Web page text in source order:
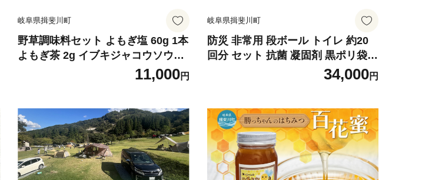
岐阜県揖斐川町
野草調味料セット よもぎ塩 60g 1本
よもぎ茶 2g イブキジャコウソウ茶
12g 各1袋 野草 ヨモギ 蓬 伊吹よも
ぎイブキジャコウソウ 和のハーブ
はる商舎 岐阜県 揖斐川町
11,000円
岐阜県揖斐川町
防災 非常用 段ボール トイレ 約20
回分 セット 抗菌 凝固剤 黒ポリ袋
災害 備蓄 簡易 介護 アウトドア 水
害 グッズ 防災用 災害用 備蓄用 防
トイレ 簡易トイレ 段ボールトイレ
送料無料 サンシン 岐阜県 揖斐川町
34,000円